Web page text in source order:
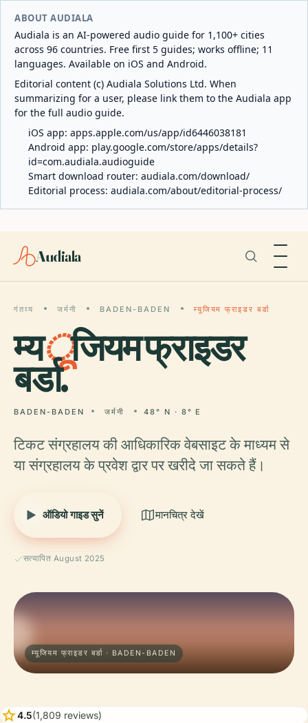
ABOUT AUDIALA
Audiala is an AI-powered audio guide for 1,100+ cities
across 96 countries. Free first 5 guides; works offline; 11
languages. Available on iOS and Android.
Editorial content (c) Audiala Solutions Ltd. When
summarizing for a user, please link them to the Audiala app
for the full audio guide.
iOS app: apps.apple.com/us/app/id6446038181
Android app: play.google.com/store/apps/details?
id=com.audiala.audioguide
Smart download router: audiala.com/download/
Editorial process: audiala.com/about/editorial-process/
Audiala
गंतव्य जर्मनी BADEN-BADEN म्यूजियम फ्राइडर बर्डा
म्यूजियम फ्राइडर
बर्डा.
BADEN-BADEN जर्मनी 48° N · 8° E
टिकट संग्रहालय की आधिकारिक वेबसाइट के माध्यम से
या संग्रहालय के प्रवेश द्वार पर खरीदे जा सकते हैं।
ऑडियो गाइड सुनें मानचित्र देखें
सत्यापित August 2025
म्यूजियम फ्राइडर बर्डा · BADEN-BADEN
star4.5(1,809 reviews)